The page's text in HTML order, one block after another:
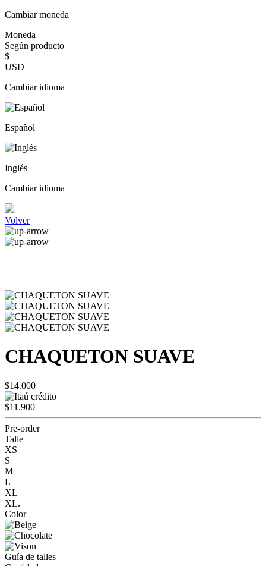
Cambiar moneda
Moneda
Según producto
$
USD
Cambiar idioma
Español
Inglés
Cambiar idioma
Volver
CHAQUETON SUAVE
$14.000
$11.900
Pre-order
Talle
XS
S
M
L
XL
XL.
Color
Guía de talles